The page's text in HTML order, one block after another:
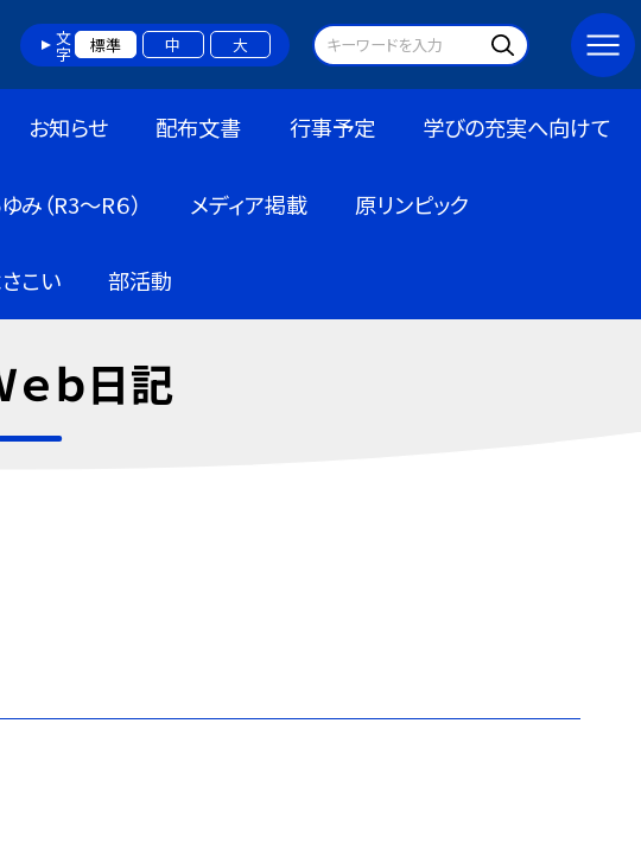
文字 標準 中 大
お知らせ 配布文書 行事予定 学びの充実へ向けて
み（R3～R６） メディア掲載 原リンピック
こい 部活動
ｂ日記